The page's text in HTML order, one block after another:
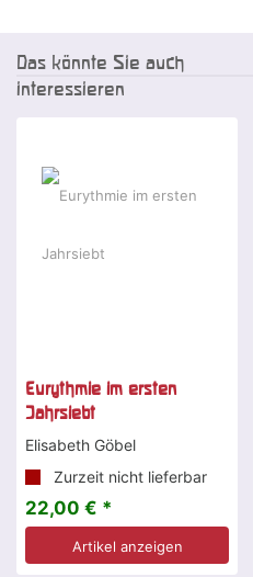
Das könnte Sie auch
interessieren
Eurythmie im ersten
Jahrsiebt
Elisabeth Göbel
Zurzeit nicht lieferbar
22,00 € *
Artikel anzeigen